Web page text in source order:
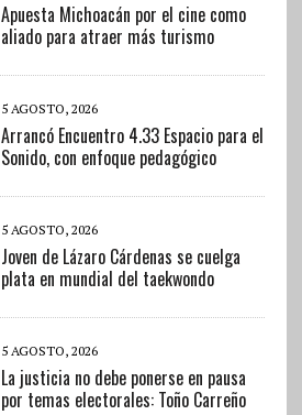
Apuesta Michoacán por el cine como
aliado para atraer más turismo
5 AGOSTO, 2026
Arrancó Encuentro 4.33 Espacio para el
Sonido, con enfoque pedagógico
5 AGOSTO, 2026
Joven de Lázaro Cárdenas se cuelga
plata en mundial del taekwondo
5 AGOSTO, 2026
La justicia no debe ponerse en pausa
por temas electorales: Toño Carreño